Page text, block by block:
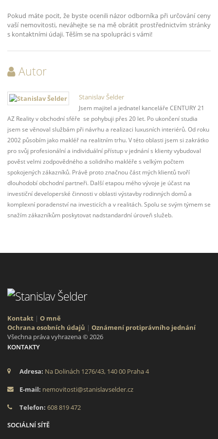
Pokud máte pocit, že byste ocenili názor odborníka při určování ceny
vaší nemovitosti, neváhejte se na mě obrátit prostřednictvím stránky
s kontaktními údaji. Těším se na spolupráci s vámi!
Autor
Stanislav Šelder
Jsem majitel a jednatel kanceláře CENTURY 21
AZ Reality v obchodní sféře se pohybuji přes 20 let. Po ukončení studia
jsem se věnoval službám při návrhu a realizaci luxusních interiérů. Od roku
2002 působím jako makléř na realitním trhu. V této oblasti jsem si zakrátko
pro svůj profesionální a individuální přístup v jednání s klienty vybudoval
pověst velmi zodpovědného a solidního makléře s velkým počtem
spokojených zákazníků. Právě proto značnou část mých klientů tvoří
dlouhodobí obchodní partneři. Další etapou mého vývoje je účast na
investiční developerské činnosti v oblasti výstavby rodinných domů a
komplexní poradenství na investicích a v realitách. Spolu se svým týmem se
snažím zákazníkům poskytovat nadstandardní úroveň služeb.
Kontakt | O mně
Ochrana osobních údajů | Oznámení protiprávního jednání
Všechna práva vyhrazena © 2026
KONTAKTY
Adresa: Na Dolinách 1276/43, 140 00 Praha 4
E-mail: nemovitosti@stanislavselder.cz
Telefon: 608 819 472
SOCIÁLNÍ SÍTĚ